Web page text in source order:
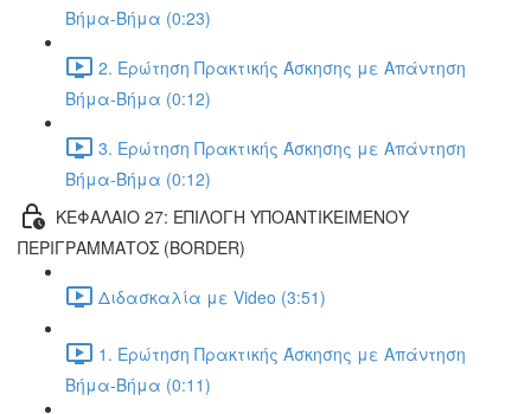
Βήμα-Βήμα (0:23)
2. Ερώτηση Πρακτικής Άσκησης με Απάντηση
Βήμα-Βήμα (0:12)
3. Ερώτηση Πρακτικής Άσκησης με Απάντηση
Βήμα-Βήμα (0:12)
ΚΕΦΑΛΑΙΟ 27: ΕΠΙΛΟΓΗ ΥΠΟΑΝΤΙΚΕΙΜΕΝΟΥ
ΠΕΡΙΓΡΑΜΜΑΤΟΣ (BORDER)
Διδασκαλία με Video (3:51)
1. Ερώτηση Πρακτικής Άσκησης με Απάντηση
Βήμα-Βήμα (0:11)